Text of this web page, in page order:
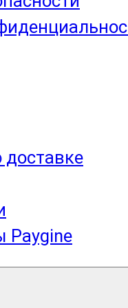
Paygine